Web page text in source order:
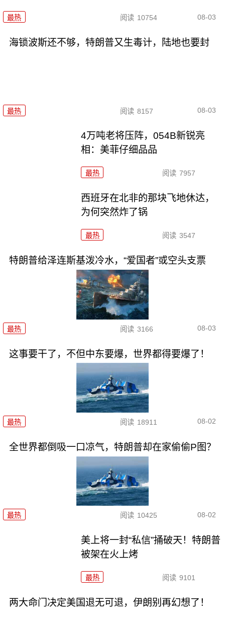
最热 阅读 10754 08-03
海锁波斯还不够，特朗普又生毒计，陆地也要封
最热 阅读 8157 08-03
4万吨老将压阵，054B新锐亮
相：美菲仔细品品
最热 阅读 7957
西班牙在北非的那块飞地休达，
为何突然炸了锅
最热 阅读 3547
特朗普给泽连斯基泼冷水，“爱国者”或空头支票
最热 阅读 3166 08-03
这事要干了，不但中东要爆，世界都得要爆了！
最热 阅读 18911 08-02
全世界都倒吸一口凉气，特朗普却在家偷偷P图？
最热 阅读 10425 08-02
美上将一封“私信”捅破天！特朗普
被架在火上烤
最热 阅读 9101
两大命门决定美国退无可退，伊朗别再幻想了！